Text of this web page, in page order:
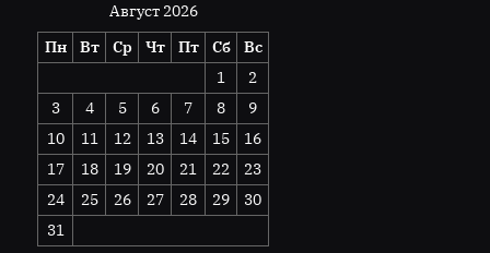
Август 2026
Пн
Вт Ср Чт Пт Сб
Вс
1
2
3
4 5 6 7 8
9
10
11 12 13 14 15
16
17
18 19 20 21 22
23
24
25 26 27 28 29
30
31